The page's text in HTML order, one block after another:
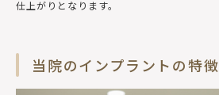
仕上がりとなります。
当院のインプラントの特徴